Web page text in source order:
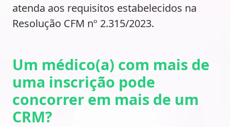
atenda aos requisitos estabelecidos na
Resolução CFM nº 2.315/2023.
Um médico(a) com mais de
uma inscrição pode
concorrer em mais de um
CRM?